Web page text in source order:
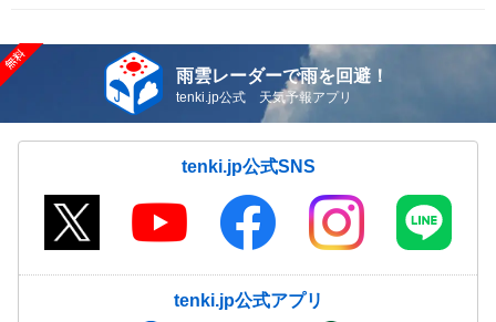
雨雲レーダーで雨を回避！
tenki.jp公式 天気予報アプリ
tenki.jp公式SNS
tenki.jp公式アプリ